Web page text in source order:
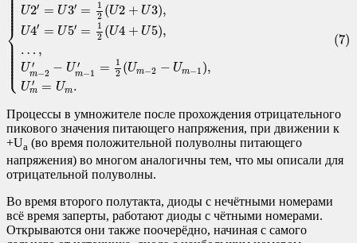
⎪ ⎪ ⎪ ⎪ ⎪ ⎪
⎪
⎨
⎪
⎪ ⎪ ⎪ ⎪ ⎪ ⎪ ⎪ ⎪⎩
U2′ = U3′ =
1
2 (U2 + U3),
U4′ = U5′ =
1
2 (U4 + U5),
… ,
U ′
m−2 − U ′
m−1 =
1
2 (Um−2 − Um−1 ),
U ′
m = Um.
(7)
Процессы в умножителе после прохождения отрицательного
пикового значения питающего напряжения, при движении к
+Ua (во время положительной полуволны питающего
напряжения) во многом аналогичны тем, что мы описали для
отрицательной полуволны.
Во время второго полутакта, диоды с нечётными номерами
всё время заперты, работают диоды с чётными номерами.
Открываются они также поочерёдно, начиная с самого